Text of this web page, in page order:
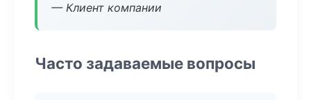
— Клиент компании
Часто задаваемые вопросы